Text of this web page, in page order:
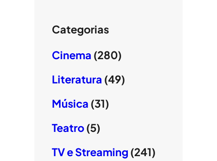
Categorias
Cinema (280)
Literatura (49)
Música (31)
Teatro(5)
TV e Streaming (241)